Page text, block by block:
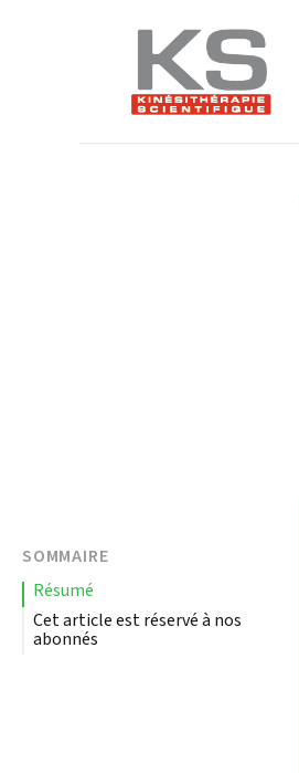
SOMMAIRE
résumé
Cet article est réservé à nos
abonnés